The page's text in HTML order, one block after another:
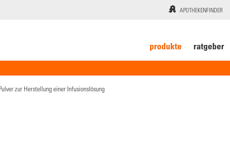
APOTHEKENFINDER
produkte ratgeber
zur Herstellung einer Infusionslösung